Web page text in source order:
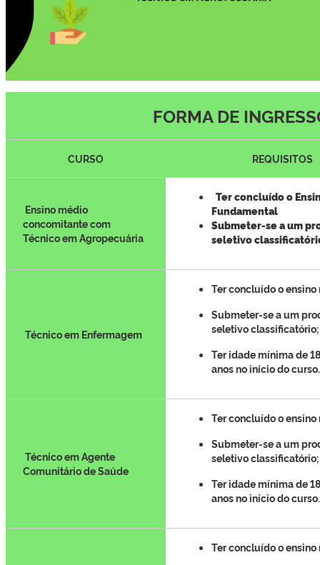
FORMA DE
CURSO REQUISITOS
Ensino médio
concomitante com
Técnico em Agropecuária
Ter concluído o
Fundamental
Submeter-se a um
seletivo
Técnico em Enfermagem
Ter concluído o ensino
Submeter-se a um
seletivo classificatório;
Ter idade mínima de
anos no início do curso.
Técnico em Agente
Comunitário de Saúde
Ter concluído o ensino
Submeter-se a um
seletivo classificatório;
Ter idade mínima de
anos no início do curso.
Ter concluído o ensino